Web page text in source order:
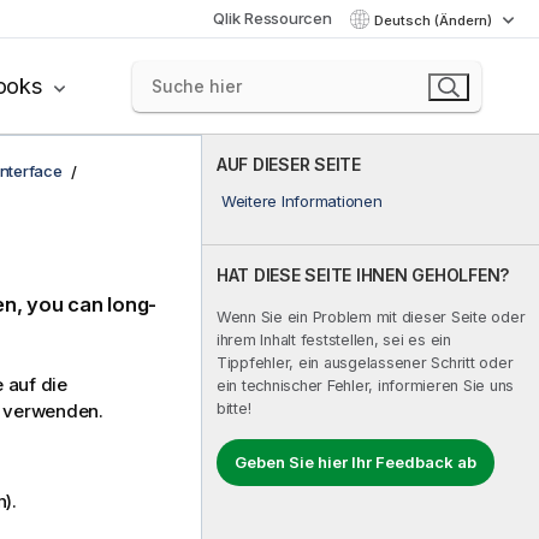
Qlik Ressourcen Deutsch (Ändern)
AUF DIESER SEITE
Weitere Informationen
HAT DIESE SEITE IHNEN GEHOLFEN?
Wenn Sie ein Problem mit dieser Seite oder
ihrem Inhalt feststellen, sei es ein
Tippfehler, ein ausgelassener Schritt oder
ein technischer Fehler, informieren Sie uns
bitte!
Geben Sie hier Ihr Feedback ab
you can long-
auf die
verwenden.